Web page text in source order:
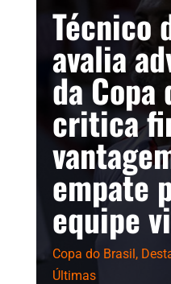
Técnico
avalia
da
critica
empate
equipe
Copa do Brasil,
Últimas